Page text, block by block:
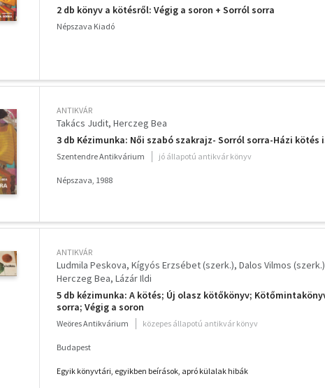
2 db könyv a kötésről: Végig a soron + Sorról sorra
Népszava Kiadó
ANTIKVÁR
Takács Judit Herczeg Bea
3 db Kézimunka: Női szabó szakrajz- Sorról sorra-Házi kötés
Szentendre Antikvárium jó állapotú antikvár könyv
Népszava, 1988
ANTIKVÁR
Ludmila Peskova Kígyós Erzsébet (szerk.) Dalos Vilmos (szerk.)
Herczeg Bea Lázár Ildi
5 db kézimunka: A kötés; Új olasz kötőkönyv;
sorra; Végig a soron
Weöres Antikvárium közepes állapotú antikvár könyv
Budapest
Egyik könyvtári, egyikben beírások, apró külalak hibák